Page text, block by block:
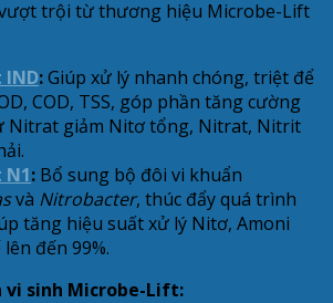
trội từ thương hiệu Microbe-Lift
:Giúp xử lý nhanh chóng, triệt để
COD, TSS, góp phần tăng cường
Nitrat giảm Nitơ tổng, Nitrat, Nitrit
: Bổ sung bộ đôi vi khuẩn
và Nitrobacter, thúc đẩy quá trình
tăng hiệu suất xử lý Nitơ, Amoni
đến 99%.
vi sinh Microbe-Lift: